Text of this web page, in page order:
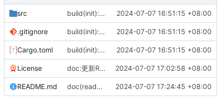
src build(init):项目初始化建立 2024-07-07 16:51:15 +08:00
.gitignore build(init):项目初始化建立 2024-07-07 16:51:15 +08:00
Cargo.toml build(init):项目初始化建立 2024-07-07 16:51:15 +08:00
License doc:更新Readme和授权协议。 2024-07-07 17:02:58 +08:00
README.md doc(readme):更新介绍文档。 2024-07-07 17:24:45 +08:00